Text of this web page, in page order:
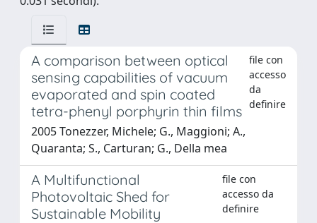
A comparison between optical
sensing capabilities of vacuum
evaporated and spin coated
tetra-phenyl porphyrin thin films
file con
accesso
da
definire
2005 Tonezzer, Michele; G., Maggioni; A.,
Quaranta; S., Carturan; G., Della mea
A Multifunctional
Photovoltaic Shed for
Sustainable Mobility
file con
accesso da
definire